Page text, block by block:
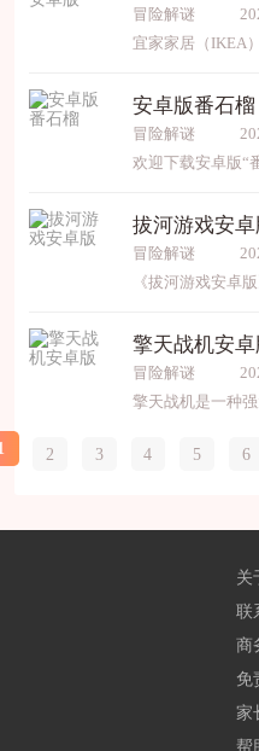
冒险解谜
安卓版番石榴
冒险解谜
拔河游戏安卓
冒险解谜
擎天战机安卓
冒险解谜
2 3 4 5 6
关
联
商
免
家
帮